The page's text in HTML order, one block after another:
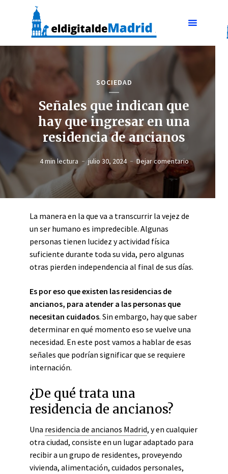
SOCIEDAD
Señales que indican que
hay que ingresar en una
residencia de ancianos
4 min lectura julio 30, 2024 Dejar comentario
La manera en la que va a transcurrir la vejez de
un ser humano es impredecible. Algunas
personas tienen lucidez y actividad física
suficiente durante toda su vida, pero algunas
otras pierden independencia al final de sus días.
Es por eso que existen las residencias de
ancianos, para atender a las personas que
necesitan cuidados. Sin embargo, hay que saber
determinar en qué momento eso se vuelve una
necesidad. En este post vamos a hablar de esas
señales que podrían significar que se requiere
internación.
¿De qué trata una
residencia de ancianos?
Una residencia de ancianos Madrid, y en cualquier
otra ciudad, consiste en un lugar adaptado para
recibir a un grupo de residentes, proveyendo
vivienda, alimentación, cuidados personales,